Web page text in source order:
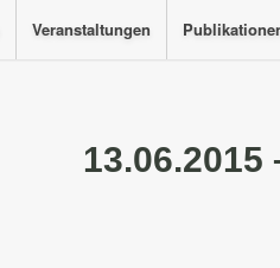
Veranstaltungen